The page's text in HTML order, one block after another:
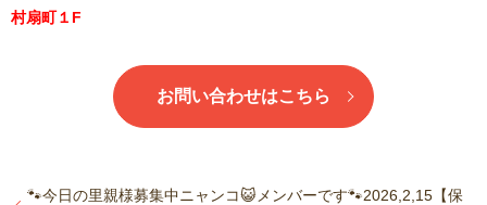
村扇町１F
お問い合わせはこちら
🐾今日の里親様募集中ニャンコ😺メンバーです🐾2026,2,15【保